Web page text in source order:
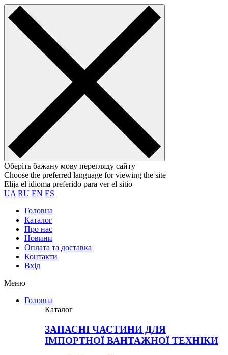
Оберіть бажану мову перегляду сайту
Choose the preferred language for viewing the site
Elija el idioma preferido para ver el sitio
UA RU EN ES
Головна
Каталог
Про нас
Новини
Оплата та доставка
Контакти
Вхiд
Меню
Головна
Каталог
ЗАПАСНІ ЧАСТИНИ ДЛЯ
ІМПОРТНОЇ ВАНТАЖНОЇ ТЕХНІКИ